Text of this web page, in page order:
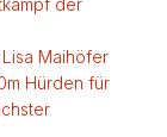
Maihöfer
Hürden für